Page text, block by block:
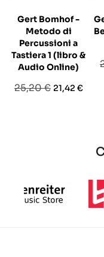
Gert Bomhof -
Metodo di
Percussioni a
Tastiera 1 (libro &
Audio Online)
Prezzo
25,20 € Prezzo
21,42 €